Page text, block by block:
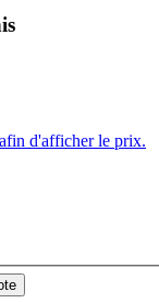
d'afficher le prix.